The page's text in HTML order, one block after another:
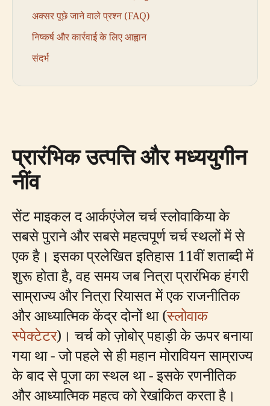
अक्सर पूछे जाने वाले प्रश्न (FAQ)
निष्कर्ष और कार्रवाई के लिए आह्वान
संदर्भ
प्रारंभिक उत्पत्ति और मध्ययुगीन
नींव
सेंट माइकल द आर्कएंजेल चर्च स्लोवाकिया के
सबसे पुराने और सबसे महत्वपूर्ण चर्च स्थलों में से
एक है। इसका प्रलेखित इतिहास 11वीं शताब्दी में
शुरू होता है, वह समय जब नित्रा प्रारंभिक हंगरी
साम्राज्य और नित्रा रियासत में एक राजनीतिक
और आध्यात्मिक केंद्र दोनों था (स्लोवाक
स्पेक्टेटर)। चर्च को ज़ोबोर् पहाड़ी के ऊपर बनाया
गया था - जो पहले से ही महान मोरावियन साम्राज्य
के बाद से पूजा का स्थल था - इसके रणनीतिक
और आध्यात्मिक महत्व को रेखांकित करता है।